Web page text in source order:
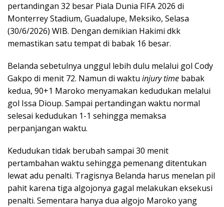
pertandingan 32 besar Piala Dunia FIFA 2026 di
Monterrey Stadium, Guadalupe, Meksiko, Selasa
(30/6/2026) WIB. Dengan demikian Hakimi dkk
memastikan satu tempat di babak 16 besar.
Belanda sebetulnya unggul lebih dulu melalui gol Cody
Gakpo di menit 72. Namun di waktu injury time babak
kedua, 90+1 Maroko menyamakan kedudukan melalui
gol Issa Dioup. Sampai pertandingan waktu normal
selesai kedudukan 1-1 sehingga memaksa
perpanjangan waktu.
Kedudukan tidak berubah sampai 30 menit
pertambahan waktu sehingga pemenang ditentukan
lewat adu penalti. Tragisnya Belanda harus menelan pil
pahit karena tiga algojonya gagal melakukan eksekusi
penalti. Sementara hanya dua algojo Maroko yang